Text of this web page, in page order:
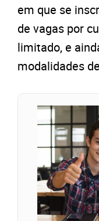
em que se
de vagas por
limitado, e
modalidades